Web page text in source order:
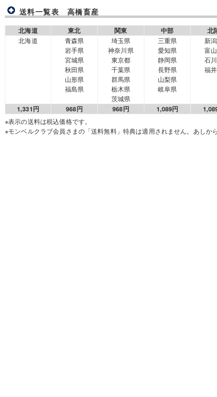
送料一覧表 高橋畜産
北海道 東北 関東 中部 北
北海道
青森県
岩手県
宮城県
秋田県
山形県
福島県
埼玉県
神奈川県
東京都
千葉県
群馬県
栃木県
茨城県
三重県
愛知県
静岡県
長野県
山梨県
岐阜県
新
富
石
福
1,331円 968円 968円 1,089円
※表示の送料は税込価格です。
※モンベルクラブ会員さまの「送料無料」特典は適用されません。あしか